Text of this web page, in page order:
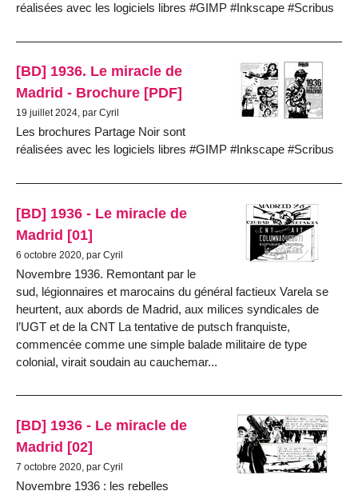
réalisées avec les logiciels libres #GIMP #Inkscape #Scribus
[BD] 1936. Le miracle de
Madrid - Brochure [PDF]
19 juillet 2024, par Cyril
Les brochures Partage Noir sont
réalisées avec les logiciels libres #GIMP #Inkscape #Scribus
[BD] 1936 - Le miracle de
Madrid [01]
6 octobre 2020, par Cyril
Novembre 1936. Remontant par le
sud, légionnaires et marocains du général factieux Varela se
heurtent, aux abords de Madrid, aux milices syndicales de
l’UGT et de la CNT La tentative de putsch franquiste,
commencée comme une simple balade militaire de type
colonial, virait soudain au cauchemar...
[BD] 1936 - Le miracle de
Madrid [02]
7 octobre 2020, par Cyril
Novembre 1936 : les rebelles